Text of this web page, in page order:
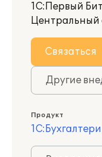
1С:Первый
Центральный
Связаться
Другие
Продукт